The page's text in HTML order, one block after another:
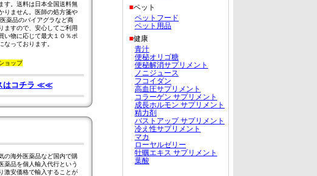
す。送料は日本全国送料無
りません。医師の処方箋や
薬品のバイアグラなど商
ますので、安心してご利用
い物に応じて最大１０％ポ
なっております。
ョップ
はコチラ ≪≪
の海外医薬品など国内で購
薬品を個人輸入代行という
激安価格で輸入することが